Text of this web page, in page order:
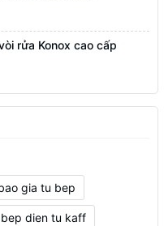
rửa Konox cao cấp
gia tu bep
bep dien tu kaff